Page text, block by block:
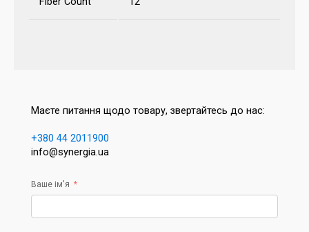
Маєте питання щодо товару, звертайтесь до нас:
+380 44 2011900
info@synergia.ua
Ваше ім'я